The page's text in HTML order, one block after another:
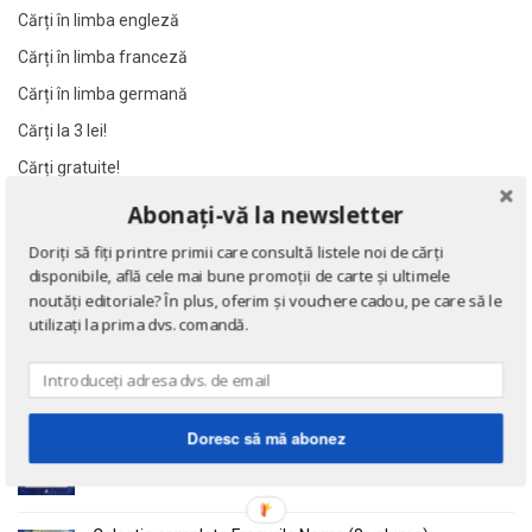
Al James
Al. Alexianu
Al. Caprariu
Al. Dumitrescu
Alain Besancon
Alain Bombard
Alain Danielou
Alain Lallemand
Alain Lesage
Alain Manevy
Alan Butler
Alan Dean Foster
Al James
Al. Alexianu
Al. Caprariu
Al. Dumitrescu
Alain Besancon
Alain Bombard
Alain Danielou
Alain Lallemand
Alain Lesage
Alain Manevy
Alan Butler
Alan Dean Foster
Cărți în limba engleză
Cărți în limba franceză
Cărți în limba germană
Cărți la 3 lei!
Cărți gratuite!
Eseuri
de Emil Cioran
Doctrina sau Cele patru carti clasice ale Chinei
Abonați-vă la newsletter
Doriți să fiți printre primii care consultă listele noi de cărți
disponibile, află cele mai bune promoții de carte și ultimele
noutăți editoriale? În plus, oferim și vouchere cadou, pe care să le
utilizați la prima dvs. comandă.
Doresc să mă abonez